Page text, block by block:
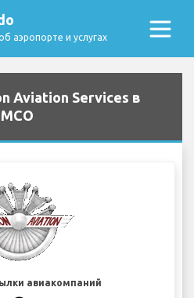
аэропорте и услугах
Aviation Services в
авиакомпаний